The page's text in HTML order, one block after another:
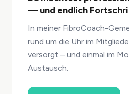
— und endlich
In meiner FibroCoach-
rund um die Uhr im
versorgt – und einmal im
Austausch.